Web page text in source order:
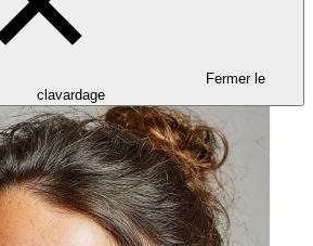
Fermer le
clavardage